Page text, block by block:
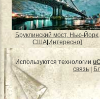
Бруклинский мост, Нью-Йорк,
США[Интересно]
Используются технологии
связь